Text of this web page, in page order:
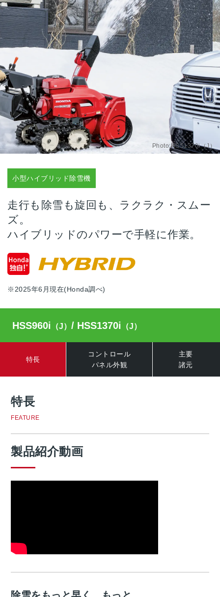
Photo:HSS1370i（J）
小型ハイブリッド除雪機
走行も除雪も旋回も、 ラクラク・スムー
ズ。
ハイブリッドのパワーで手軽に作業。
※2025年6月現在(Honda調べ)
HSS960i （J） / HSS1370i （J）
特長
コントロール
パネル外観
主要
諸元
特長
FEATURE
製品紹介動画